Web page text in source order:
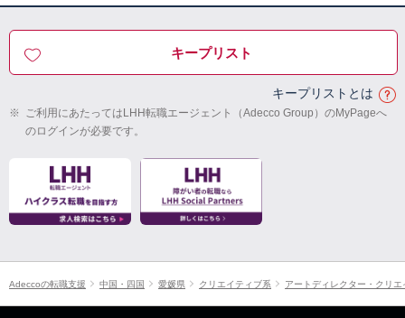
キープリスト
キープリストとは
※ ご利用にあたってはLHH転職エージェント（Adecco Group）のMyPageへ
のログインが必要です。
Adeccoの転職支援 中国・四国 愛媛県 クリエイティブ系 アートディレクター・クリ